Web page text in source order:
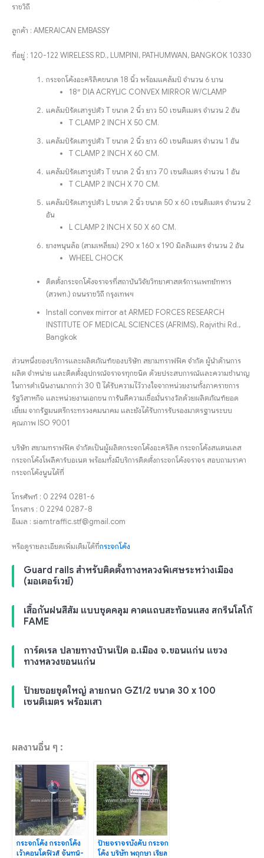
ราชวิถี
ลูกค้า : AMERAICAN EMBASSY
ที่อยู่ : 120-122 WIRELESS RD., LUMPINI, PATHUMWAN, BANGKOK 10330
กระจกโค้งอะคริลิคขนาด 18 นิ้ว พร้อมแคล้มป์ จำนวน 6 บาน
18″ DIA ACRYLIC CONVEX MIRROR W/CLAMP
แคล้มป์รัดเสารูปตัว T ขนาด 2 นิ้ว ยาว 50 เซนติเมตร จำนวน 2 อัน
T CLAMP 2 INCH X 50 CM.
แคล้มป์รัดเสารูปตัว T ขนาด 2 นิ้ว ยาว 60 เซนติเมตร จำนวน 1 อัน
T CLAMP 2 INCH X 60 CM.
แคล้มป์รัดเสารูปตัว T ขนาด 2 นิ้ว ยาว 70 เซนติเมตร จำนวน 1 อัน
T CLAMP 2 INCH X 70 CM.
แคล้มป์รัดเสารูปตัว L ขนาด 2 นิ้ว ขนาด 50 x 60 เซนติเมตร จำนวน 2
อัน
L CLAMP 2 INCH X 50 X 60 CM.
ยางหนุนล้อ (สามเหลี่ยม) 290 x 160 x 190 มิลลิเมตร จำนวน 2 อัน
WHEEL CHOCK
ติดตั้งกระจกโค้งจราจรที่สถาบันวิจัยวิทยาศาสตร์การแพทย์ทหาร
(สวพท.) ถนนราชวิถี กรุงเทพฯ
Install convex mirror at ARMED FORCES RESEARCH
INSTITUTE OF MEDICAL SCIENCES (AFRIMS), Rajvithi Rd.,
Bangkok
ส่วนหนึ่งของบริการและผลิตภัณฑ์ของบริษัท สยามทราฟฟิค จำกัด ผู้นำด้านการ
ผลิต จำหน่าย และติดตั้งอุปกรณ์จราจรทุกชนิด ด้วยประสบการณ์และความชำนาญ
ในการดำเนินงานมากกว่า 30 ปี ได้รับความไว้วางใจจากหน่วยงานทั้งภาคราชการ
รัฐวิสาหกิจ และหน่วยงานเอกชน การันตีความเชื่อมั่นรางวัลด้วยผลิตภัณฑ์ยอด
เยี่ยม จากรัฐมนตรีกระทรวงคมนาคม และยังได้รับการรับรองมาตรฐานระบบ
คุณภาพ ISO 9001
บริษัท สยามทราฟฟิค จำกัดเป็นผู้ผลิตกระจกโค้งอะคริลิค กระจกโค้งสแตนเลส
กระจกโค้งโพลีคาร์บอเนต พร้อมทั้งมีบริการติดตั้งกระจกโค้งจราจร สอบถามราคา
กระจกโค้งนูนได้ที่
โทรศัพท์ : 0 2294 0281-6
โทรสาร : 0 2294 0287-8
อีเมล : siamtraffic.stf@gmail.com
หรือดูรายละเอียดเพิ่มเติมได้ที่กระจกโค้ง
Guard rails สำหรับติดตั้งทางหลวงพิเศษระหว่างเมือง
(มอเตอร์เวย์)
เสื้อกันฝนสีส้ม แบบชุดคลุม คาดแถบสะท้อนแสง สกรีนโลโก้
FAME
การ์ดเรล ปลายทางบ้านเป็ด อ.เมือง จ.ขอนแก่น แขวง
ทางหลวงขอนแก่น
ป้ายซอยชุดใหญ่ ลายกนก GZ1/2 ขนาด 30 x 100
เซนติเมตร พร้อมเสา
ผลงานอื่น ๆ :
กระจกโค้ง กระจกโค้ง
เว้าคอนโดฟิวส์ จันทน์-
ป้ายจราจรบังคับ กระจก
โค้ง บริษัท พฤกษา เรียล